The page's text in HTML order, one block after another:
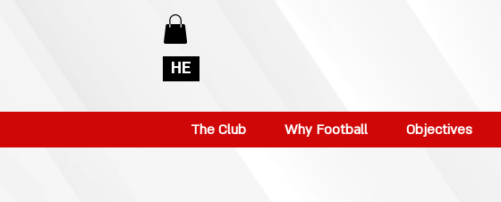
HE
The Club Why Football Objectives